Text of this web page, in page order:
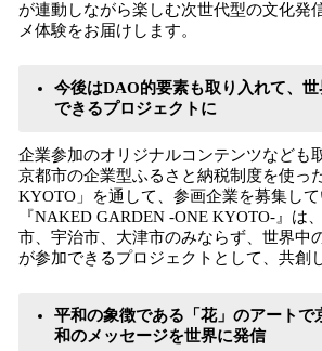
が連動しながら楽しむ次世代型の文化発
メ体験をお届けします。
今後はDAO的要素も取り入れて、
できるプロジェクトに
企業参加のオリジナルコンテンツなども
京都市の企業型ふるさと納税制度を使っ
KYOTO」を通して、参画企業を募集し
『NAKED GARDEN -ONE KYOTO-』は
市、宇治市、大津市のみならず、世界中
が参加できるプロジェクトとして、共創
平和の象徴である「花」のアートで
和のメッセージを世界に発信